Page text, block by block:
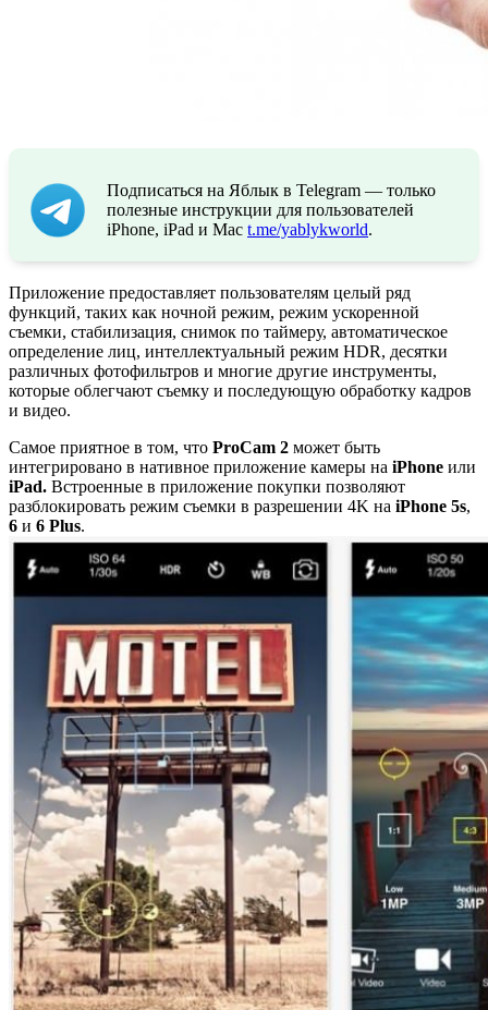
Подписаться на Яблык в Telegram — только
полезные инструкции для пользователей
iPhone, iPad и Mac t.me/yablykworld.
Приложение предоставляет пользователям целый ряд
функций, таких как ночной режим, режим ускоренной
съемки, стабилизация, снимок по таймеру, автоматическое
определение лиц, интеллектуальный режим HDR, десятки
различных фотофильтров и многие другие инструменты,
которые облегчают съемку и последующую обработку кадров
и видео.
Самое приятное в том, что ProCam 2 может быть
интегрировано в нативное приложение камеры на iPhone или
iPad. Встроенные в приложение покупки позволяют
разблокировать режим съемки в разрешении 4K на iPhone 5s,
6 и 6 Plus.